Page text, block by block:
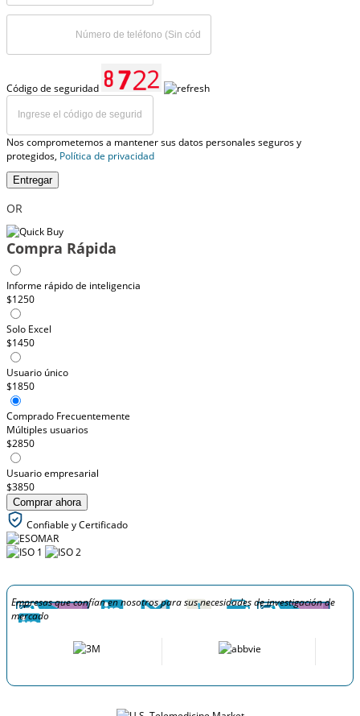
Código de seguridad
Nos comprometemos a mantener sus datos personales seguros y
protegidos, Política de privacidad
Entregar
OR
Compra Rápida
Informe rápido de inteligencia
$1250
Solo Excel
$1450
Usuario único
$1850
Comprado Frecuentemente
Múltiples usuarios
$2850
Usuario empresarial
$3850
Comprar ahora
Confiable y Certificado
Empresas que confían en nosotros para sus necesidades de investigación de
mercado